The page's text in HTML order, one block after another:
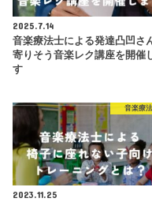
2025.7.14
音楽療法士による発達凸凹さ
寄りそう音楽レク講座を開催
す
音楽療法
2023.11.25